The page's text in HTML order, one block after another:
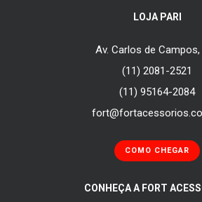
LOJA PARI
Av. Carlos de Campos,
(11) 2081-2521
(11) 95164-2084
COMO CHEGAR
CONHEÇA A FORT